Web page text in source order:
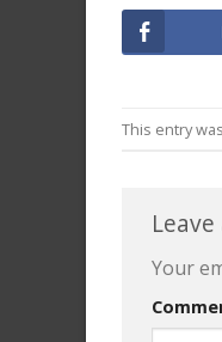
This entry
Your